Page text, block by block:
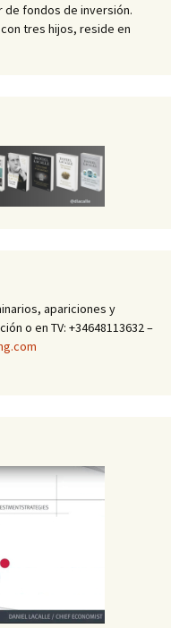
de fondos de inversión.
tres hijos, reside en
apariciones y
o en TV: +34648113632 –